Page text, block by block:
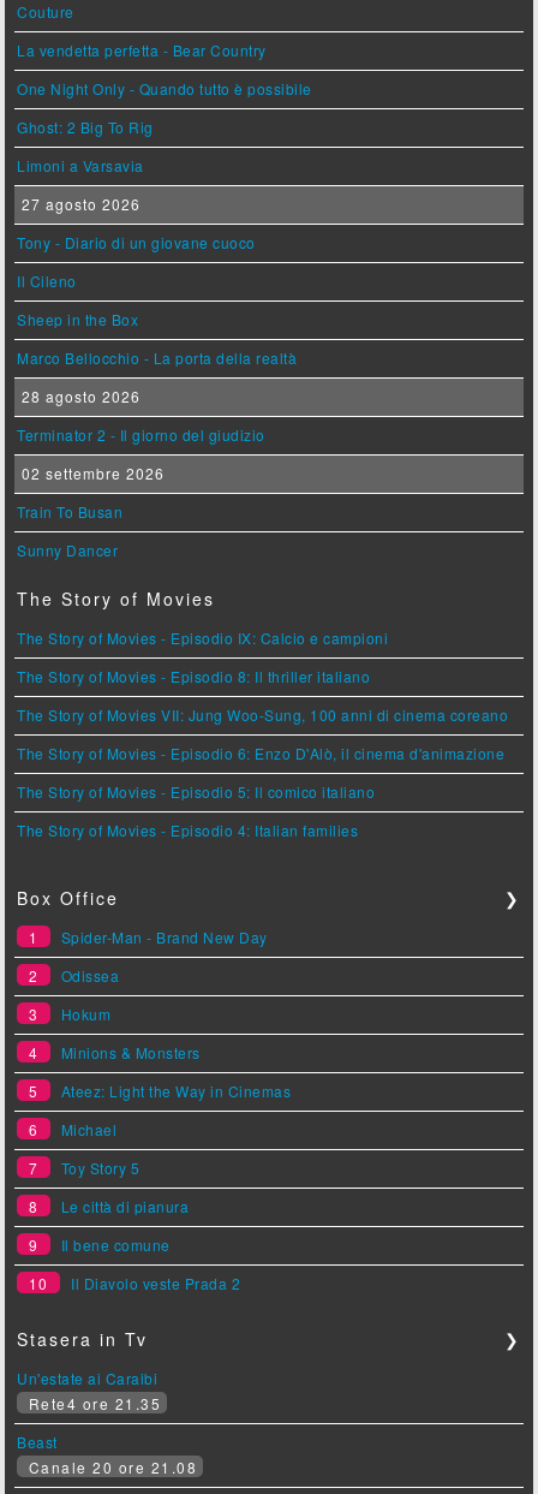
Couture
La vendetta perfetta - Bear Country
One Night Only - Quando tutto è possibile
Ghost: 2 Big To Rig
Limoni a Varsavia
27 agosto 2026
Tony - Diario di un giovane cuoco
Il Cileno
Sheep in the Box
Marco Bellocchio - La porta della realtà
28 agosto 2026
Terminator 2 - Il giorno del giudizio
02 settembre 2026
Train To Busan
Sunny Dancer
The Story of Movies
The Story of Movies - Episodio IX: Calcio e campioni
The Story of Movies - Episodio 8: Il thriller italiano
The Story of Movies VII: Jung Woo-Sung, 100 anni di cinema coreano
The Story of Movies - Episodio 6: Enzo D'Alò, il cinema d'animazione
The Story of Movies - Episodio 5: Il comico italiano
The Story of Movies - Episodio 4: Italian families
Box Office ❯
1
Spider-Man - Brand New Day
2
Odissea
3
Hokum
4
Minions & Monsters
5
Ateez: Light the Way in Cinemas
6
Michael
7
Toy Story 5
8
Le città di pianura
9
Il bene comune
10
Il Diavolo veste Prada 2
Stasera in Tv ❯
Un'estate ai Caraibi
Rete4 ore 21.35
Beast
Canale 20 ore 21.08